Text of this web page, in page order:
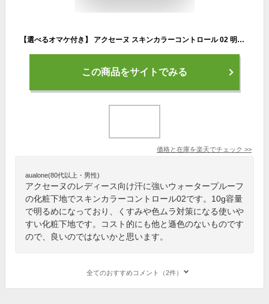
【選べるオマケ付き】 アクセーヌ スキンカラーコントロール 02 明るめ 10g [ acseine スキンカラー ベースメイク ベース メイク 化粧下地 下地 ウォータープルーフ くすみ 色ムラ ] 送料296円〜
この商品をサイトでみる
価格と在庫を楽天でチェック >>
aualone(80代以上・男性)
アクセーヌのレディース向け汗に強いウォータープルーフ
の化粧下地でスキンカラーコントロール02です。10g容量
で明るめになっており、くすみや色ムラ対策になる使いや
すい化粧下地です。コスト的にも他と遜色のないものです
ので、良いのではないかと思います。
全てのおすすめコメント（2件）